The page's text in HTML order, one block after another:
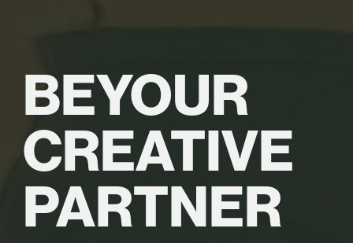
BEYOUR
CREATIVE
PARTNER